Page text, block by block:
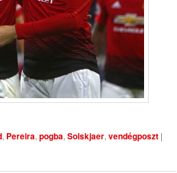
, Pereira, pogba, Solskjaer, vendégposzt |